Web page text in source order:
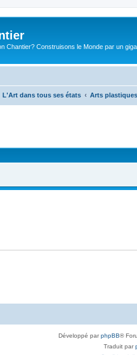
Chantier? Construisons le Monde par un
L'Art dans tous ses états Arts plastiques
Développé parphpBB®
Traduit par